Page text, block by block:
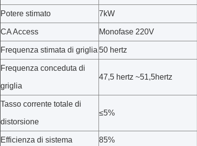
Potere stimato 7kW
CA Access Monofase 220V
Frequenza stimata di griglia 50 hertz
Frequenza conceduta di
griglia
47,5 hertz ~51,5hertz
Tasso corrente totale di
distorsione
≤5%
Efficienza di sistema 85%